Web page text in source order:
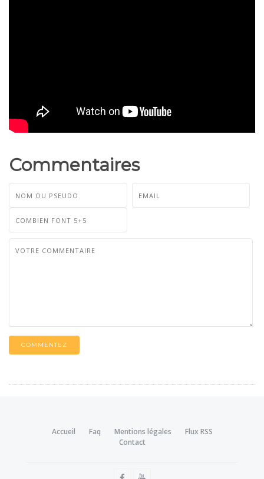
Commentaires
COMMENTEZ
Accueil Faq Mentions légales
Flux RSS
Contact